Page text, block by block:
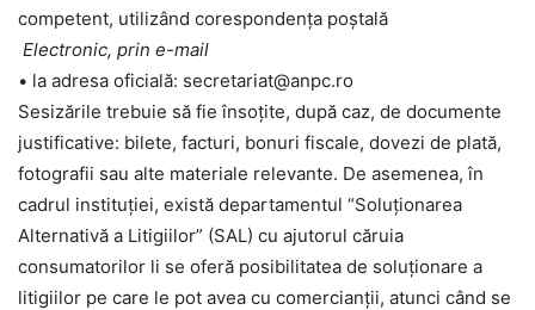
competent, utilizând corespondența poștală
Electronic, prin e-mail
• la adresa oficială: secretariat@anpc.ro
Sesizările trebuie să fie însoțite, după caz, de documente
justificative: bilete, facturi, bonuri fiscale, dovezi de plată,
fotografii sau alte materiale relevante. De asemenea, în
cadrul instituției, există departamentul “Soluționarea
Alternativă a Litigiilor” (SAL) cu ajutorul căruia
consumatorilor li se oferă posibilitatea de soluţionare a
litigiilor pe care le pot avea cu comercianţii, atunci când se